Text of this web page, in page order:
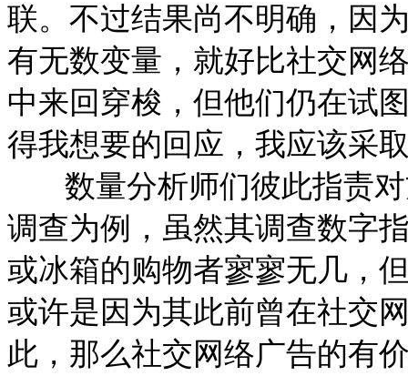
联。不过结果尚不明确，因
有无数变量，就好比社交网
中来回穿梭，但他们仍在试
得我想要的回应，我应该采
数量分析师们彼此指责对
调查为例，虽然其调查数字
或冰箱的购物者寥寥无几，
或许是因为其此前曾在社交
此，那么社交网络广告的有